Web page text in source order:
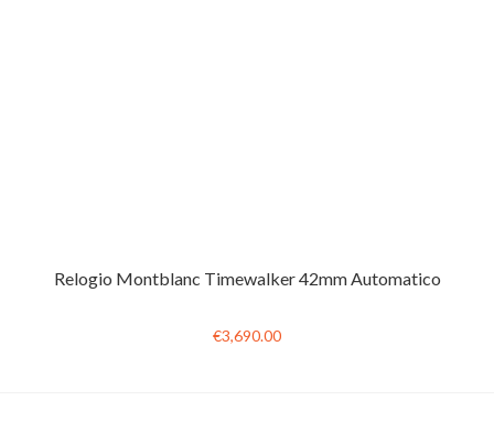
Relogio Montblanc Timewalker 42mm Automatico
€3,690.00